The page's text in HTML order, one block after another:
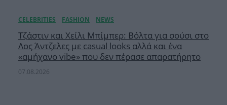
Τζάστιν και Χείλι Μπίμπερ: Βόλτα για σούσι στο
Λος Άντζελες με casual looks αλλά και ένα
«αμήχανο vibe» που δεν πέρασε απαρατήρητο
07.08.2026